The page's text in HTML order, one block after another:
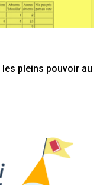
les pleins pouvoir au